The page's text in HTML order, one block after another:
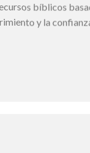
bíblicos
y la